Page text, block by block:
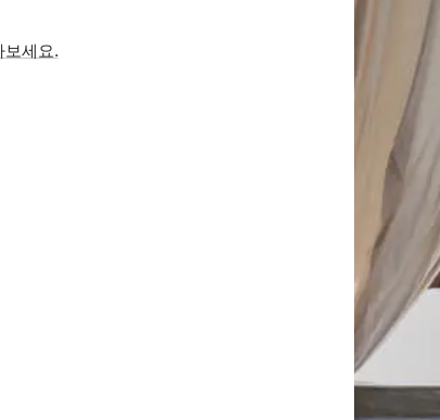
세요.